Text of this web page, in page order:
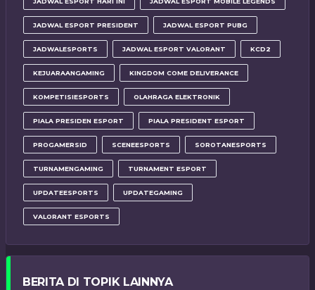
JADWAL ESPORT PRESIDENT JADWAL ESPORT PUBG
JADWALESPORTS JADWAL ESPORT VALORANT KCD2
KEJUARAANGAMING KINGDOM COME DELIVERANCE
KOMPETISIESPORTS OLAHRAGA ELEKTRONIK
PIALA PRESIDEN ESPORT PIALA PRESIDENT ESPORT
PROGAMERSID SCENEESPORTS SOROTANESPORTS
TURNAMENGAMING TURNAMENT ESPORT
UPDATEESPORTS UPDATEGAMING
VALORANT ESPORTS
BERITA DI TOPIK LAINNYA